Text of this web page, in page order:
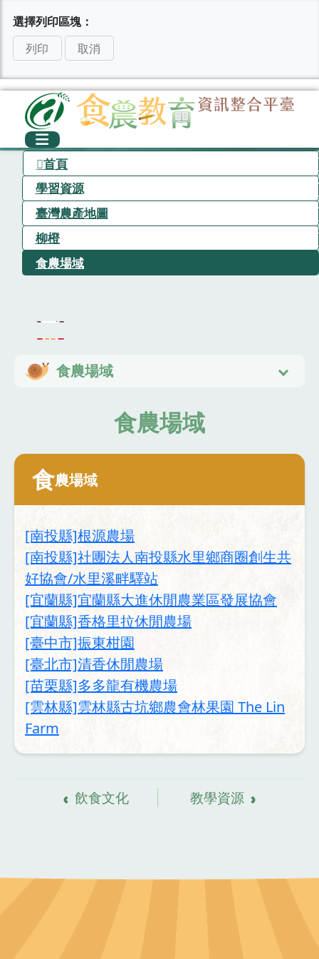
選擇列印區塊：
列印
取消
首頁
學習資源
臺灣農產地圖
柳橙
食農場域
食農場域
食農場域
食農場域
[南投縣]根源農場
[南投縣]社團法人南投縣水里鄉商圈創生共
好協會/水里溪畔驛站
[宜蘭縣]宜蘭縣大進休閒農業區發展協會
[宜蘭縣]香格里拉休閒農場
[臺中市]振東柑園
[臺北市]清香休閒農場
[苗栗縣]多多龍有機農場
[雲林縣]雲林縣古坑鄉農會林果園 The Lin
Farm
飲食文化 教學資源